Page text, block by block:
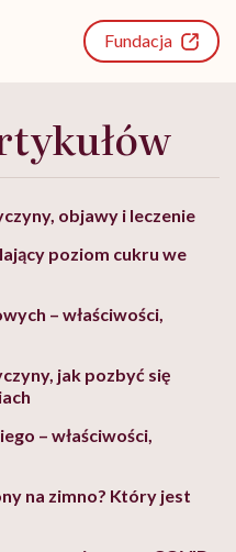
Fundacja
objawy i leczenie
poziom cukru we
– właściwości,
jak pozbyć się
– właściwości,
na zimno? Który jest